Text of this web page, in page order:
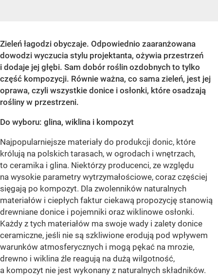
Zieleń łagodzi obyczaje. Odpowiednio zaaranżowana
dowodzi wyczucia stylu projektanta, ożywia przestrzeń
i dodaje jej głębi. Sam dobór roślin ozdobnych to tylko
część kompozycji. Równie ważna, co sama zieleń, jest jej
oprawa, czyli wszystkie donice i osłonki, które osadzają
rośliny w przestrzeni.
Do wyboru: glina, wiklina i kompozyt
Najpopularniejsze materiały do produkcji donic, które
królują na polskich tarasach, w ogrodach i wnętrzach,
to ceramika i glina. Niektórzy producenci, ze względu
na wysokie parametry wytrzymałościowe, coraz częściej
sięgają po kompozyt. Dla zwolenników naturalnych
materiałów i ciepłych faktur ciekawą propozycję stanowią
drewniane donice i pojemniki oraz wiklinowe osłonki.
Każdy z tych materiałów ma swoje wady i zalety donice
ceramiczne, jeśli nie są szkliwione erodują pod wpływem
warunków atmosferycznych i mogą pękać na mrozie,
drewno i wiklina źle reagują na dużą wilgotność,
a kompozyt nie jest wykonany z naturalnych składników.